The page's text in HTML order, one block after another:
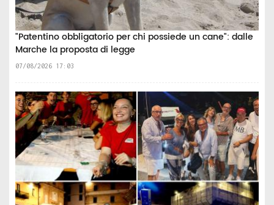
"Patentino obbligatorio per chi possiede un cane": dalle
Marche la proposta di legge
07/08/2026 17:03